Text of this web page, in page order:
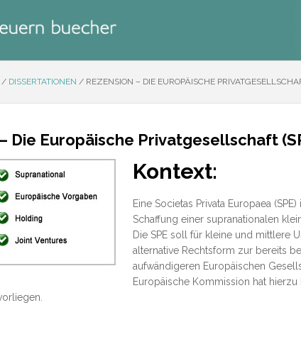
/ DISSERTATIONEN / REZENSION – DIE EUROPÄISCHE
Die Europäische Privatgesellschaft
Kontext:
Eine Societas Privata Europaea
Schaffung einer supranationalen
Die SPE soll für kleine und mittlere
alternative Rechtsform zur bereits
aufwändigeren Europäischen
Europäische Kommission hat hierzu